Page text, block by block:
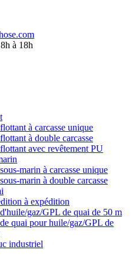
à 18h
à carcasse unique
à double carcasse
avec revêtement PU
marin à carcasse unique
marin à double carcasse
à expédition
gaz/GPL de quai de 50 m
quai pour huile/gaz/GPL de
industriel